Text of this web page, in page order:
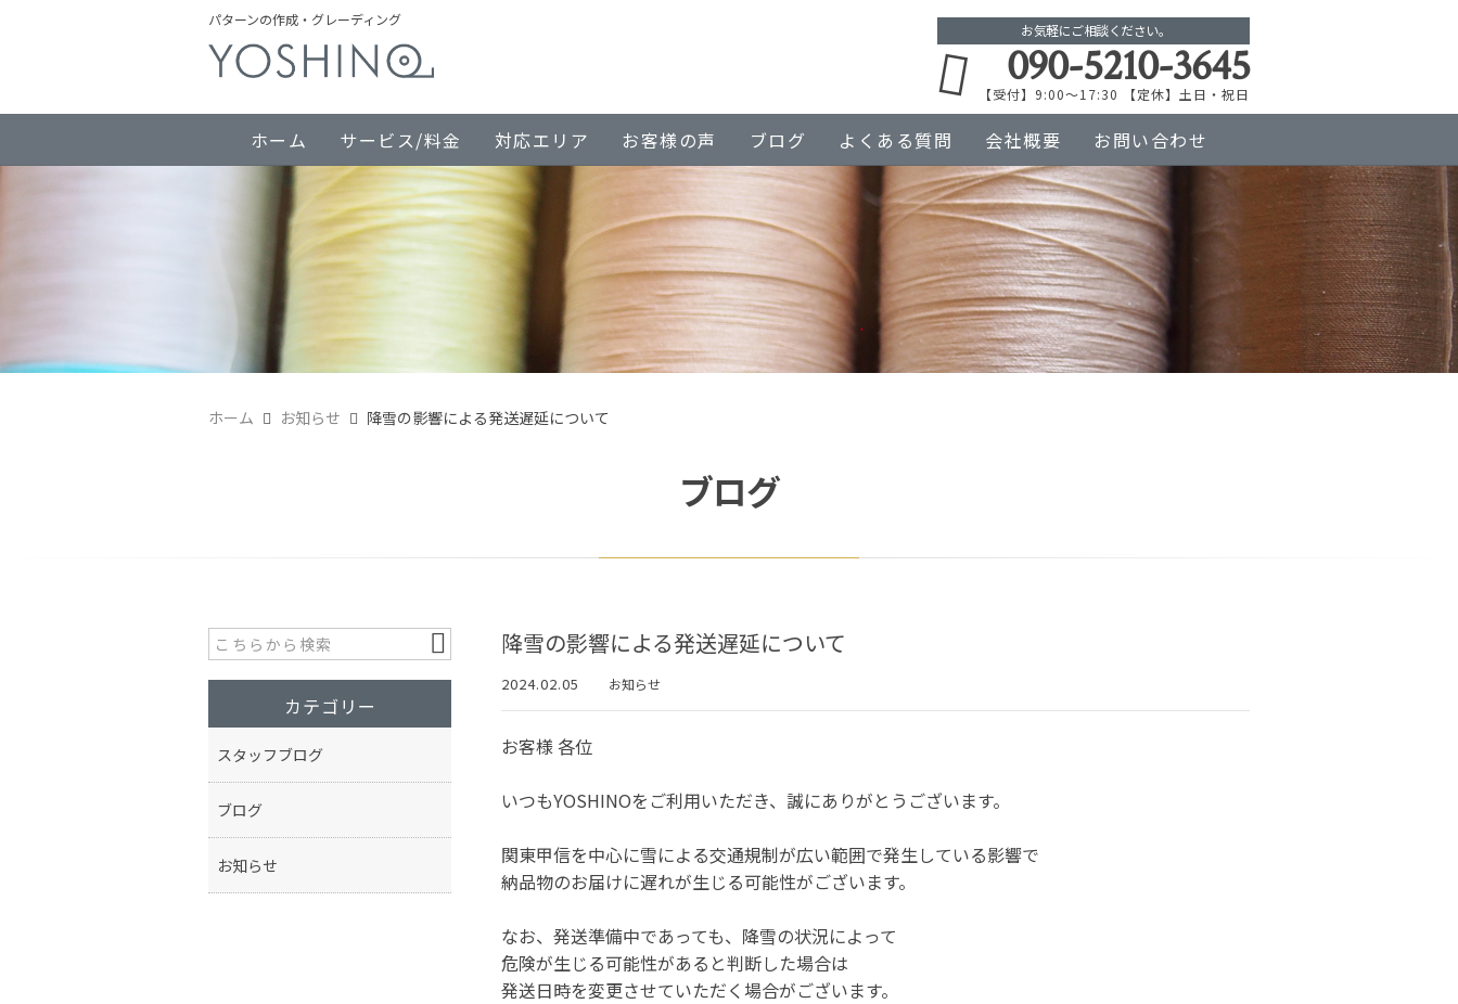
パターンの作成・グレーディング
お気軽にご相談ください。
090-5210-3645
【受付】9:00～17:30 【定休】土日・祝日
ホーム サービス/料金 対応エリア お客様の声 ブログ よくある質問 会社概要 お問い合わせ
ホーム お知らせ 降雪の影響による発送遅延について
ブログ
降雪の影響による発送遅延について
2024.02.05 お知らせ
お客様 各位
いつもYOSHINOをご利用いただき、誠にありがとうございます。
関東甲信を中心に雪による交通規制が広い範囲で発生している影響で
納品物のお届けに遅れが生じる可能性がございます。
なお、発送準備中であっても、降雪の状況によって
危険が生じる可能性があると判断した場合は
発送日時を変更させていただく場合がございます。
カテゴリー
スタッフブログ
ブログ
お知らせ